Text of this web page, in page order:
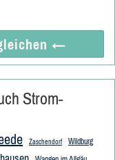
←
Strom-
Zaschendorf Wildburg